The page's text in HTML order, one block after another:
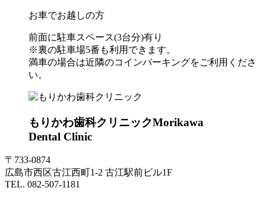
お車でお越しの方
前面に駐車スペース(3台分)有り
※裏の駐車場5番も利用できます。
満車の場合は近隣のコインパーキングをご利用くださ
い。
もりかわ歯科クリニックMorikawa
Dental Clinic
〒733-0874
広島市西区古江西町1-2 古江駅前ビル1F
TEL. 082-507-1181